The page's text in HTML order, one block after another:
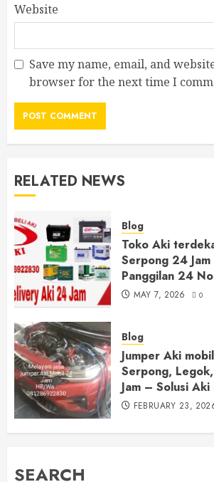
Website
Save my name, email, and
browser for the next time I
RELATED NEWS
Blog
Toko Aki
Serpong 24
Panggilan 24
MAY 7, 2026 0
Blog
Jumper Aki
Serpong,
Jam – Solusi
FEBRUARY 23,
SEARCH